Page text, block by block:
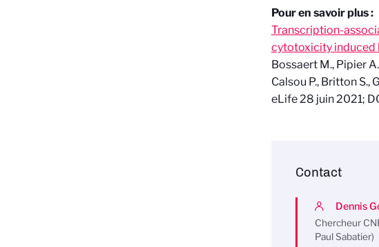
Pour en savoir plus :
Transcription-
cytotoxicity induced
Bossaert M., Pipier
Calsou P., Britton S.,
eLife 28 juin 2021;
Contact
Dennis
Chercheur
Paul Sabatier)